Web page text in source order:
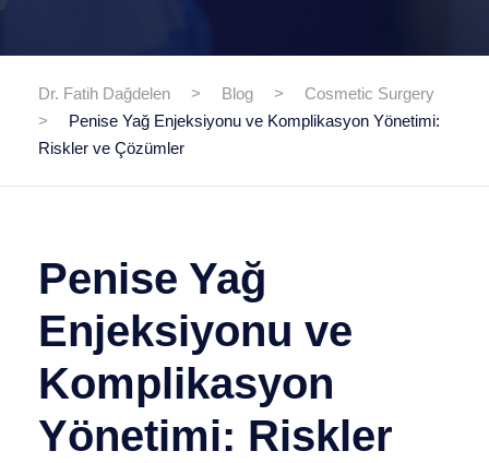
Dr. Fatih Dağdelen > Blog >
Cosmetic Surgery
>
Penise Yağ Enjeksiyonu ve Komplikasyon Yönetimi:
Riskler ve Çözümler
Penise Yağ
Enjeksiyonu ve
Komplikasyon
Yönetimi: Riskler